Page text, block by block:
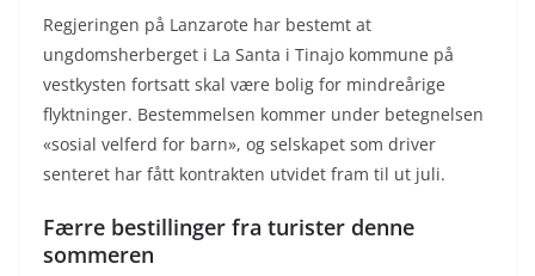
Regjeringen på Lanzarote har bestemt at
ungdomsherberget i La Santa i Tinajo kommune på
vestkysten fortsatt skal være bolig for mindreårige
flyktninger. Bestemmelsen kommer under betegnelsen
«sosial velferd for barn», og selskapet som driver
senteret har fått kontrakten utvidet fram til ut juli.
Færre bestillinger fra turister denne
sommeren